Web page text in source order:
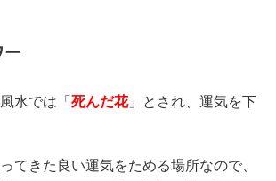
ー
水では「 死んだ花」とされ、運気を下
てきた良い運気をためる場所なので、